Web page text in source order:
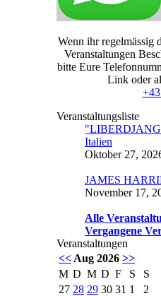
Wenn ihr regelmässig
Veranstaltungen
bitte Eure
Link oder
Veranstaltungsliste
Italien
Oktober 27,
JAMES
November 17,
Alle
Vergangene
Veranstaltungen
<< Aug 2026 >>
M D M D F S
S
27 28 29 30 31 1
2